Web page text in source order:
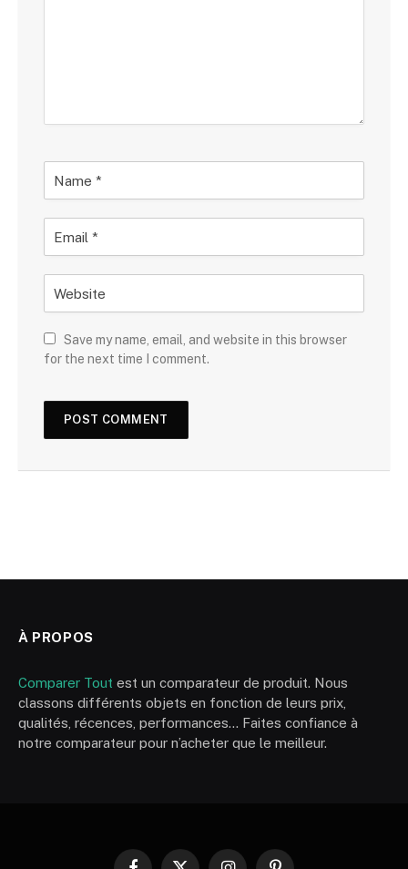
Save my name, email, and website in this browser
for the next time I comment.
À PROPOS
Comparer Tout est un comparateur de produit. Nous
classons différents objets en fonction de leurs prix,
qualités, récences, performances… Faites confiance à
notre comparateur pour n’acheter que le meilleur.